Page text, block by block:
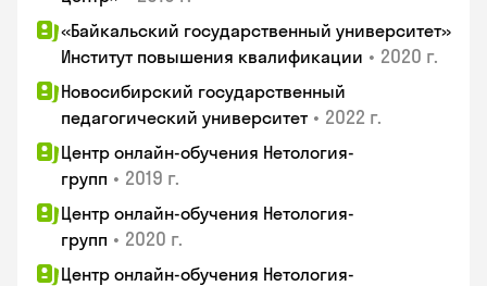
«Байкальский государственный университет»
Институт повышения квалификации • 2020 г.
Новосибирский государственный
педагогический университет • 2022 г.
Центр онлайн-обучения Нетология-
групп • 2019 г.
Центр онлайн-обучения Нетология-
групп • 2020 г.
Центр онлайн-обучения Нетология-